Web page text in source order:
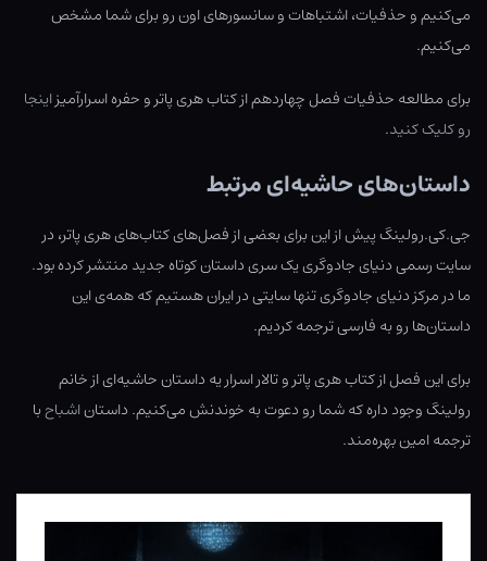
می‌کنیم و حذفیات، اشتباهات و سانسورهای اون رو برای شما مشخص
می‌کنیم.
برای مطالعه حذفیات فصل چهاردهم از کتاب هری پاتر و حفره اسرارآمیزاینجا
رو کلیک کنید.
داستان‌های حاشیه‌ای مرتبط
جی.کی.رولینگ پیش از این برای بعضی از فصل‌های کتاب‌های هری پاتر، در
سایت رسمی دنیای جادوگری یک سری داستان کوتاه جدید منتشر کرده بود.
ما در مرکز دنیای جادوگری تنها سایتی در ایران هستیم که همه‌ی این
داستان‌ها رو به فارسی ترجمه کردیم.
برای این فصل از کتاب هری پاتر و تالار اسرار یه داستان حاشیه‌ای از خانم
رولینگ وجود داره که شما رو دعوت به خوندنش می‌کنیم. داستاناشباحبا
ترجمه امین بهره‌مند.